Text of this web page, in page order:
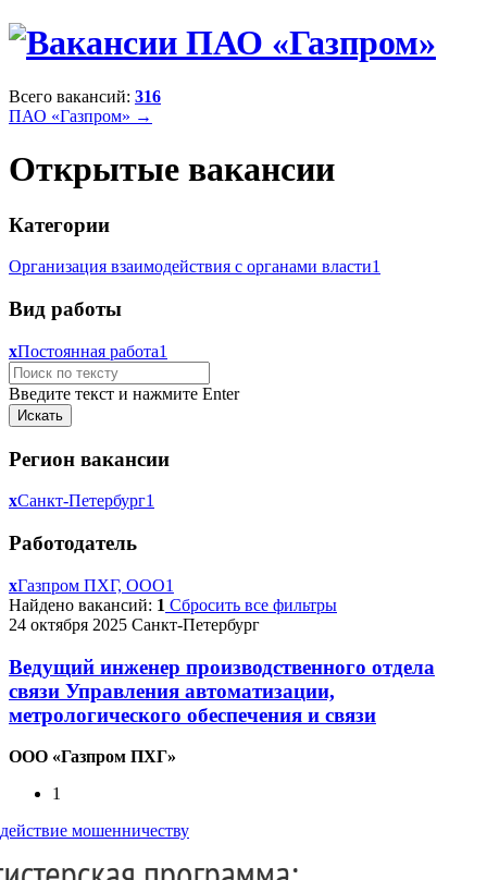
Всего вакансий: 316
ПАО «Газпром» →
Открытые вакансии
Категории
Организация взаимодействия с органами власти1
Вид работы
xПостоянная работа1
Введите текст и нажмите Enter
Регион вакансии
xСанкт-Петербург1
Работодатель
xГазпром ПХГ, ООО1
Найдено вакансий: 1 Сбросить все фильтры
24 октября 2025 Санкт-Петербург
Ведущий инженер производственного отдела
связи Управления автоматизации,
метрологического обеспечения и связи
ООО «Газпром ПХГ»
1
мошенничеству